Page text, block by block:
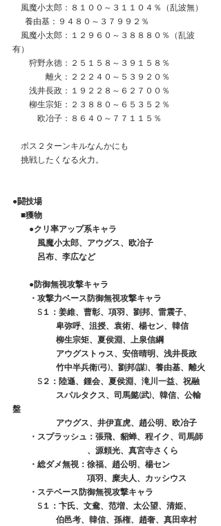
風魔小太郎：８１００～３１１０４％（乱波無）
      養由基：９４８０～３７９９２％
風魔小太郎：１２９６０～３８８８０％（乱波
有）
狩野永徳：２５１５８～３９１５８％
離火：２２２４０～５３９２０％
浅井長政：１９２２８～６２７００％
柳生宗矩：２３８８０～６５３５２％
欧冶子：８６４０～７７１１５％
ボス２ターンキルなんかにも
挑戦したくなる火力。
●闘技場
■獲物
●クリ率アップ系キャラ
風魔小太郎、アウグス、欧冶子
呂布、李広など
●防御無視攻撃キャラ
・攻撃力ベース防御無視攻撃キャラ
S１：姜維、曹彰、項羽、劉邦、雷震子、
卑弥呼、沮授、袁術、楊セン、韓信
柳生宗矩、夏侯淵、上泉信綱
アウグストゥス、安倍晴明、浅井長政
竹中半兵衛(弓)、劉邦(謀)、養由基、離火
S２：陸遜、鍾会、夏侯淵、滝川一益、祝融
スパルタクス、司馬懿(武)、韓信、公輸
盤
アウグス、井伊直虎、趙公明、欧冶子
・スプラッシュ：張飛、貂蝉、程イク、司馬師
、源頼光、真宮寺さくら
・総ダメ無視：徐福、趙公明、楊セン
項羽、糜夫人、カッシウス
・ステベース防御無視攻撃キャラ
S１：卞氏、文鴦、范増、太公望、清姫、
伯邑考、韓信、孫権、趙奢、真田幸村